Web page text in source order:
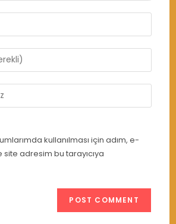
kullanılması için adım, e-
adresim bu tarayıcıya